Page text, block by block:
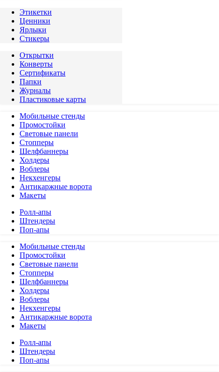
Этикетки
Ценники
Ярлыки
Стикеры
Открытки
Конверты
Сертификаты
Папки
Журналы
Пластиковые карты
Мобильные стенды
Промостойки
Световые панели
Стопперы
Шелфбаннеры
Холдеры
Воблеры
Некхенгеры
Антикаржные ворота
Макеты
Ролл-апы
Штендеры
Поп-апы
Мобильные стенды
Промостойки
Световые панели
Стопперы
Шелфбаннеры
Холдеры
Воблеры
Некхенгеры
Антикаржные ворота
Макеты
Ролл-апы
Штендеры
Поп-апы